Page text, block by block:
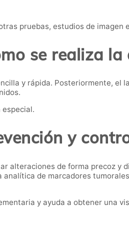
pruebas, estudios de imagen
se realiza
y rápida. Posteriormente,
especial.
y
alteraciones de forma precoz y
de marcadores
y ayuda a obtener una